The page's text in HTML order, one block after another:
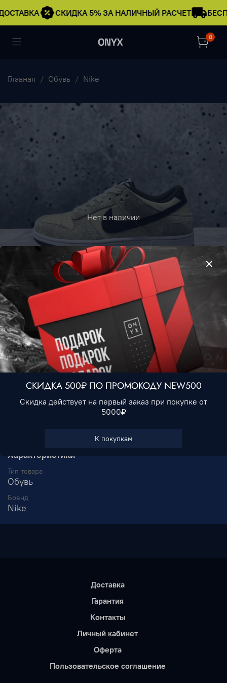
СКИДКА 5% ЗА НАЛИЧНЫЙ РАСЧЕТ
0
Главная Обувь Nike
Нет в наличии
Nike SB Dunk Low • Cream Gray Khaki
4 990 ₽
Нет в наличии
Характеристики
Тип товара
Обувь
Бренд
Nike
Доставка
Гарантия
Контакты
Личный кабинет
Оферта
Пользовательское соглашение
СКИДКА 500₽ ПО ПРОМОКОДУ NEW500
Скидка действует на первый заказ при покупке от
5000₽
К покупкам